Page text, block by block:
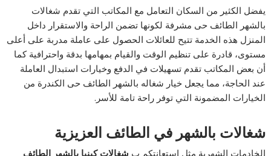
يفضل الكثير من السكان التعامل مع المكاتب التي تقدم شغالات
بالشهر الطائف حى مشرفة لكونها تضمن الراحة والاستقرار داخل
المنزل هذه الخدمة تتيح للعائلات الحصول على عاملة مدربة على أعلى
مستوى، قادرة على تنظيم الوقت والقيام بمهامها بدقة واحترافية كما
أن بعض المكاتب تقدم تسهيلات في الدفع وخيارات استبدال العاملة
عند الحاجة، مما يجعل خيار شغاله بالشهر الطائف حى الكندرة من
الخيارات المضمونة التي توفر راحة تامة للأسر.
شغالات بالشهر في الطائف العزيزية
الخادمات الشهرية مثل استعانتكم ب شغالات كينيا بالشهر الطائف